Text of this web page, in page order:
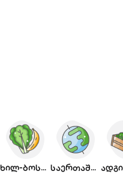
ხილ-ბოსტნ. საერთაშორისო